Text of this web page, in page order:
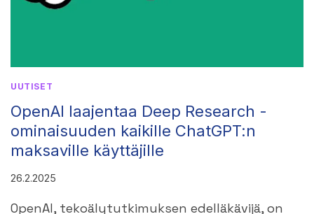
UUTISET
OpenAI laajentaa Deep Research -
ominaisuuden kaikille ChatGPT:n
maksaville käyttäjille
26.2.2025
OpenAI, tekoälytutkimuksen edelläkävijä, on